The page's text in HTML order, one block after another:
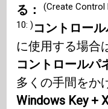
る：(Create Control
10: ) コントロー
に使用する場合
コントロールパ
多くの手間をか
Windows Key +